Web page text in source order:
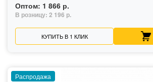
Оптом: 1 866 р.
В розницу: 2 196 р.
КУПИТЬ В 1 КЛИК
Распродажа